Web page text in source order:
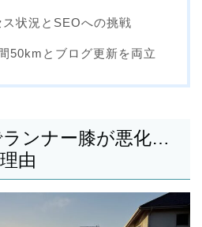
状況とSEOへの挑戦
50kmとブログ更新を両立
ンナー膝が悪化…
由